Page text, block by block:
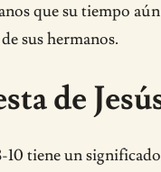
que su tiempo
sus hermanos.
de
10 tiene un